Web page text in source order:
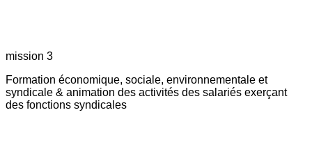
mission 3
Formation économique, sociale, environnementale et
syndicale & animation des activités des salariés exerçant
des fonctions syndicales